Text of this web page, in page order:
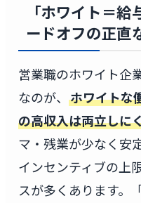
「ホワイト＝
ードオフの正直
営業職のホワイト企
なのが、 ホワイトな
の高収入は両立しに
マ・残業が少なく安
インセンティブの上
スが多くあります。